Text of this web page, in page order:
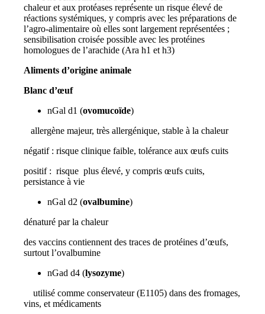
chaleur et aux protéases représente un risque élevé de
réactions systémiques, y compris avec les préparations de
l’agro-alimentaire où elles sont largement représentées ;
sensibilisation croisée possible avec les protéines
homologues de l’arachide (Ara h1 et h3)
Aliments d’origine animale
Blanc d’œuf
nGal d1 (ovomucoïde)
allergène majeur, très allergénique, stable à la chaleur
négatif : risque clinique faible, tolérance aux œufs cuits
positif : risque plus élevé, y compris œufs cuits,
persistance à vie
nGal d2 (ovalbumine)
dénaturé par la chaleur
des vaccins contiennent des traces de protéines d’œufs,
surtout l’ovalbumine
nGad d4 (lysozyme)
utilisé comme conservateur (E1105) dans des fromages,
vins, et médicaments